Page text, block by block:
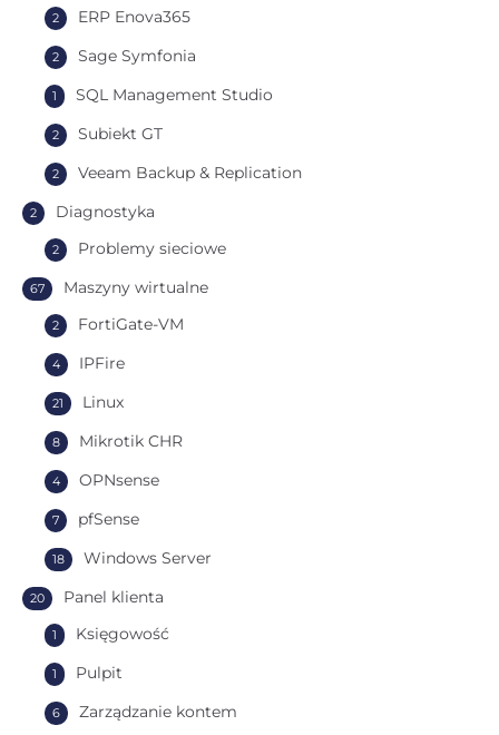
ERP Enova365
2
Sage Symfonia
2
SQL Management Studio
1
Subiekt GT
2
Veeam Backup & Replication
2
Diagnostyka
2
Problemy sieciowe
2
Maszyny wirtualne
67
FortiGate-VM
2
IPFire
4
Linux
21
Mikrotik CHR
8
OPNsense
4
pfSense
7
Windows Server
18
Panel klienta
20
Księgowość
1
Pulpit
1
Zarządzanie kontem
6